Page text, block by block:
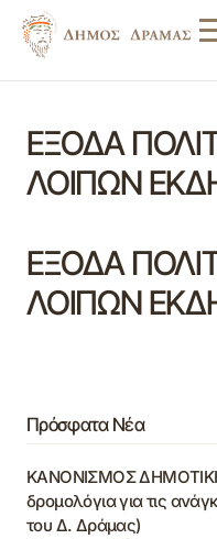
ΕΞΟΔΑ
ΛΟΙΠΩΝ
ΕΞΟΔΑ
ΛΟΙΠΩΝ
Πρόσφατα Νέα
ΚΑΝΟΝΙΣΜΟΣ
δρομολόγια για τις
του Δ. Δράμας)